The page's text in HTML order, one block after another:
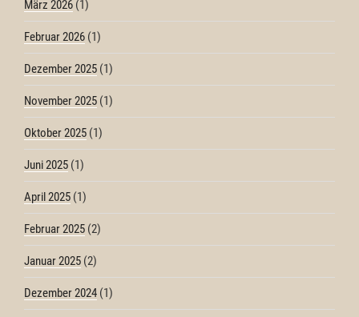
März 2026 (1)
Februar 2026 (1)
Dezember 2025 (1)
November 2025 (1)
Oktober 2025 (1)
Juni 2025 (1)
April 2025 (1)
Februar 2025 (2)
Januar 2025 (2)
Dezember 2024 (1)